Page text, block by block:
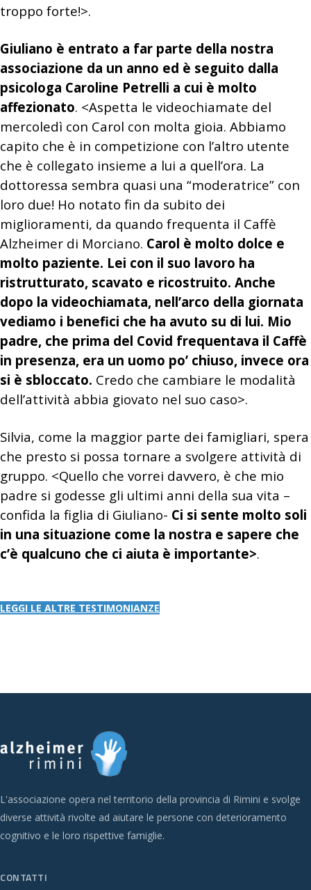
troppo forte!>.
Giuliano è entrato a far parte della nostra
associazione da un anno ed è seguito dalla
psicologa Caroline Petrelli a cui è molto
affezionato. <Aspetta le videochiamate del
mercoledì con Carol con molta gioia. Abbiamo
capito che è in competizione con l’altro utente
che è collegato insieme a lui a quell’ora. La
dottoressa sembra quasi una “moderatrice” con
loro due! Ho notato fin da subito dei
miglioramenti, da quando frequenta il Caffè
Alzheimer di Morciano. Carol è molto dolce e
molto paziente. Lei con il suo lavoro ha
ristrutturato, scavato e ricostruito. Anche
dopo la videochiamata, nell’arco della giornata
vediamo i benefici che ha avuto su di lui. Mio
padre, che prima del Covid frequentava il Caffè
in presenza, era un uomo po’ chiuso, invece ora
si è sbloccato. Credo che cambiare le modalità
dell’attività abbia giovato nel suo caso>.
Silvia, come la maggior parte dei famigliari, spera
che presto si possa tornare a svolgere attività di
gruppo. <Quello che vorrei davvero, è che mio
padre si godesse gli ultimi anni della sua vita –
confida la figlia di Giuliano- Ci si sente molto soli
in una situazione come la nostra e sapere che
c’è qualcuno che ci aiuta è importante>.
LEGGI LE ALTRE TESTIMONIANZE
L'associazione opera nel territorio della provincia di Rimini e svolge
diverse attività rivolte ad aiutare le persone con deterioramento
cognitivo e le loro rispettive famiglie.
CONTATTI